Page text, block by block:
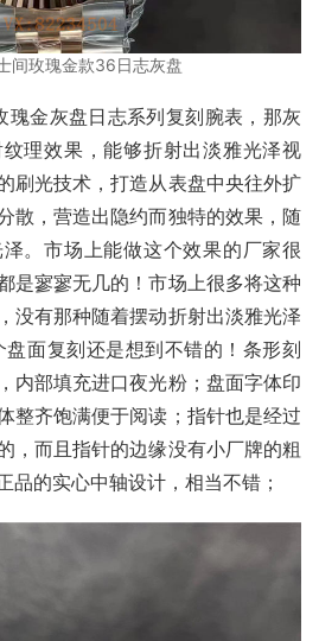
间玫瑰金款36日志灰盘
金灰盘日志系列复刻腕表，那灰
理效果，能够折射出淡雅光泽视
刷光技术，打造从表盘中央往外扩
散，营造出隐约而独特的效果，随
。市场上能做这个效果的厂家很
是寥寥无几的！市场上很多将这种
没有那种随着摆动折射出淡雅光泽
面复刻还是想到不错的！条形刻
内部填充进口夜光粉；盘面字体印
整齐饱满便于阅读；指针也是经过
，而且指针的边缘没有小厂牌的粗
品的实心中轴设计，相当不错；